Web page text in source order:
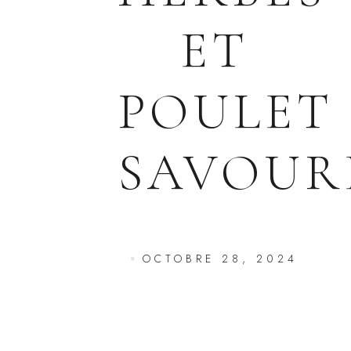
ET
POULET
OCTOBRE 28, 2024